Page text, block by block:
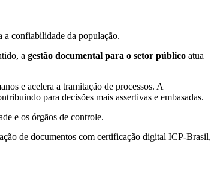
a confiabilidade da população.
a gestão documental para o setor público atua
e acelera a tramitação de processos. A
para decisões mais assertivas e embasadas.
e os órgãos de controle.
de documentos com certificação digital ICP-Brasil,